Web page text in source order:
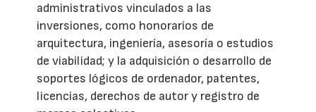
administrativos vinculados a las
inversiones, como honorarios de
arquitectura, ingeniería, asesoría o estudios
de viabilidad; y la adquisición o desarrollo de
soportes lógicos de ordenador, patentes,
licencias, derechos de autor y registro de